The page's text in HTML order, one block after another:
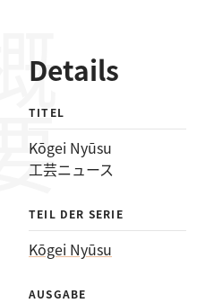
Details
TITEL
Kōgei Nyūsu
工芸ニュース
TEIL DER SERIE
Kōgei Nyūsu
AUSGABE